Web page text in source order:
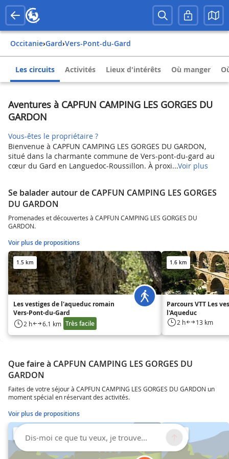
Occitanie› Gard› Vers-Pont-du-Gard
Les circuits Activités Lieux d'intérêts Où manger
Aventures à CAPFUN CAMPING LES GORGES DU
GARDON
Vous-êtes le propriétaire ?
Bienvenue à CAPFUN CAMPING LES GORGES DU GARDON,
situé dans la charmante commune de Vers-pont-du-gard au
cœur du Gard en Languedoc-Roussillon. À proxi...Voir plus
Se balader autour de CAPFUN CAMPING LES GORGES
DU GARDON
Promenades et découvertes à CAPFUN CAMPING LES GORGES DU
GARDON.
Voir plus de propositions
1.5 km
Les vestiges de l'aqueduc romain
Vers-Pont-du-Gard
2 h 6.1 km Très facile
1.6 km
Parcours VTT Les
l'Aqueduc
2 h 13 km
Que faire à CAPFUN CAMPING LES GORGES DU
GARDON
Faites de votre séjour à CAPFUN CAMPING LES GORGES DU GARDON un
moment spécial en réservant des activités.
Voir plus de propositions
583 m 585 m
Dis-moi ce que tu veux, je trouve...